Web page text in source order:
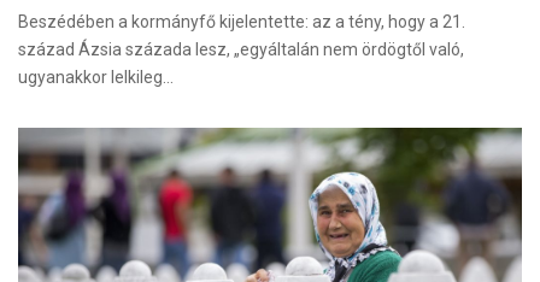
Beszédében a kormányfő kijelentette: az a tény, hogy a 21.
század Ázsia százada lesz, „egyáltalán nem ördögtől való,
ugyanakkor lelkileg…